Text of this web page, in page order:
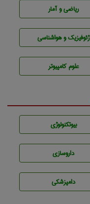
ریاضی و آمار
ژئوفيزيك و هواشناسی
علوم کامپیوتر
بيوتكنولوژی
داروسازی
دامپزشكی